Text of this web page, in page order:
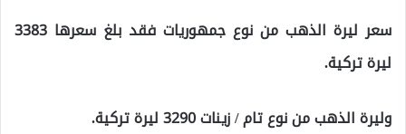
سعر ليرة الذهب من نوع جمهوريات فقد بلغ سعرها 3383
ليرة تركية.
وليرة الذهب من نوع تام / زينات 3290 ليرة تركية.